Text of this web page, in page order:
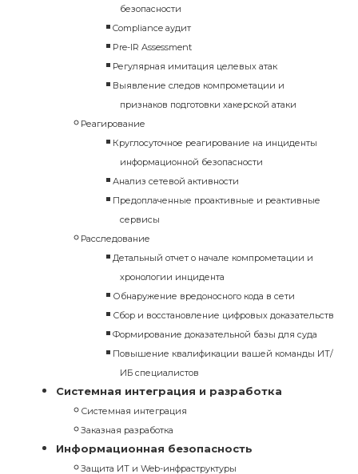
безопасности
Compliance аудит
Pre-IR Assessment
Регулярная имитация целевых атак
Выявление следов компрометации и
признаков подготовки хакерской атаки
Реагирование
Круглосуточное реагирование на инциденты
информационной безопасности
Анализ сетевой активности
Предоплаченные проактивные и реактивные
сервисы
Расследование
Детальный отчет о начале компрометации и
хронологии инцидента
Обнаружение вредоносного кода в сети
Сбор и восстановление цифровых доказательств
Формирование доказательной базы для суда
Повышение квалификации вашей команды ИТ/
ИБ специалистов
Системная интеграция и разработка
Системная интеграция
Заказная разработка
Информационная безопасность
Защита ИТ и Web-инфраструктуры